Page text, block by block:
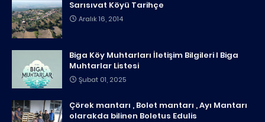
Sarısıvat Köyü Tarihçe
Aralık 16, 2014
Biga Köy Muhtarları İletişim Bilgileri I Biga
Muhtarlar Listesi
Şubat 01, 2025
Çörek mantarı , Bolet mantarı , Ayı Mantarı
olarakda bilinen Boletus Edulis